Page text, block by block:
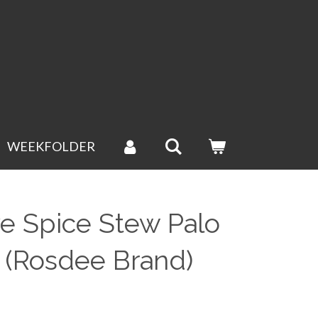
WEEKFOLDER
Spice Stew Palo
Brand)